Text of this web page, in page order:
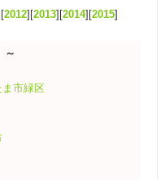
2012][2013][2014][2015]
市緑区